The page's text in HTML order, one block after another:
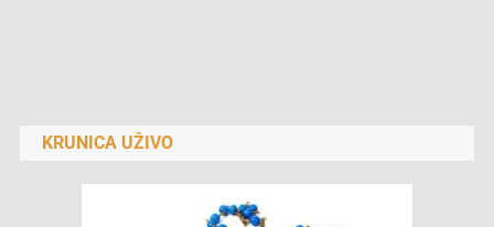
KRUNICA UŽIVO